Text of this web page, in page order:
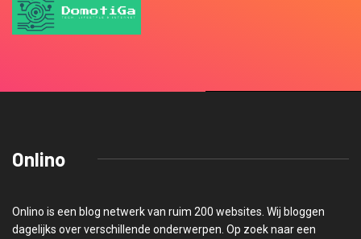
Onlino
Onlino is een blog netwerk van ruim 200 websites. Wij bloggen
dagelijks over verschillende onderwerpen. Op zoek naar een